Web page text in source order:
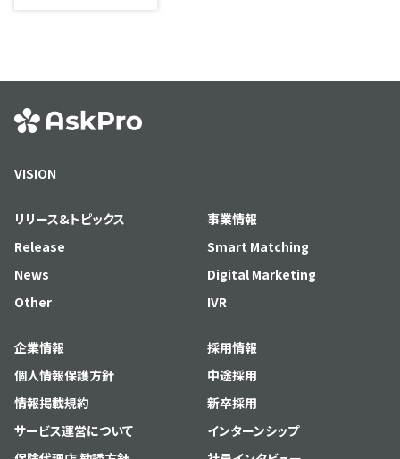
VISION
リリース&トピックス
Release
News
Other
事業情報
Smart Matching
Digital Marketing
IVR
企業情報
個人情報保護方針
情報掲載規約
サービス運営について
採用情報
中途採用
新卒採用
インターンシップ